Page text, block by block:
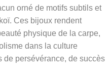
orné de motifs subtils et
Ces bijoux rendent
physique de la carpe,
dans la culture
de persévérance, de succès